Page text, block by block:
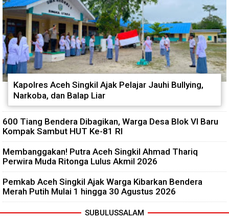
Kapolres Aceh Singkil Ajak Pelajar Jauhi Bullying,
Narkoba, dan Balap Liar
600 Tiang Bendera Dibagikan, Warga Desa Blok VI Baru
Kompak Sambut HUT Ke-81 RI
Membanggakan! Putra Aceh Singkil Ahmad Thariq
Perwira Muda Ritonga Lulus Akmil 2026
Pemkab Aceh Singkil Ajak Warga Kibarkan Bendera
Merah Putih Mulai 1 hingga 30 Agustus 2026
SUBULUSSALAM